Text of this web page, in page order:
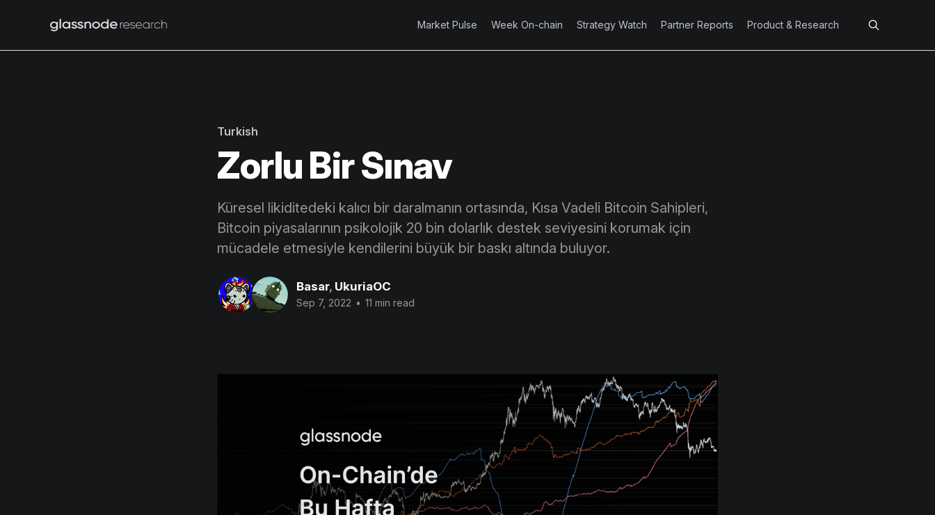
Market Pulse Week On-chain Strategy Watch Partner Reports Product & Research
Turkish
Zorlu Bir Sınav
Küresel likiditedeki kalıcı bir daralmanın ortasında, Kısa Vadeli Bitcoin Sahipleri,
Bitcoin piyasalarının psikolojik 20 bin dolarlık destek seviyesini korumak için
mücadele etmesiyle kendilerini büyük bir baskı altında buluyor.
Basar, UkuriaOC
Sep 7, 2022 • 11 min read